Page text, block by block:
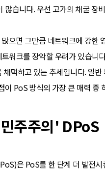
습니다. 우선 고가의 채굴 장
으면 그만큼 네트워크에 강한
워크를 장악할 우려가 있습
택하고 있는 추세입니다. 일
PoS 방식의 가장 큰 매력 중
주주의' DPoS
은 PoS를 한 단계 더 발전